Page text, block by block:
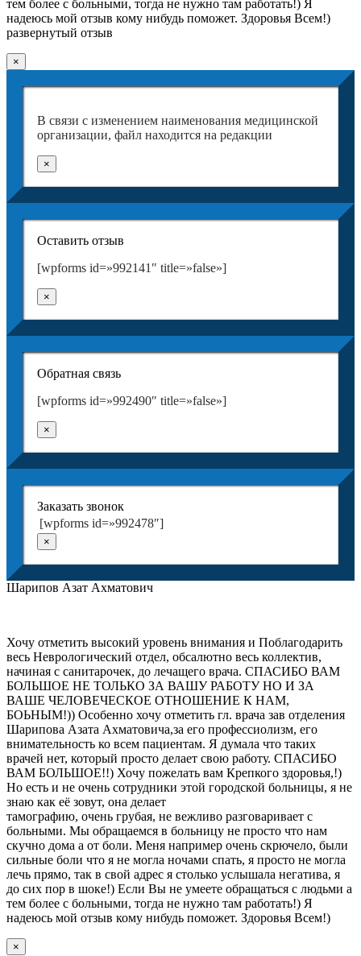
тем более с больными, тогда не нужно там работать!) Я
надеюсь мой отзыв кому нибудь поможет. Здоровья Всем!)
развернутый отзыв
×
В связи с изменением наименования медицинской
организации, файл находится на редакции
×
Оставить отзыв
[wpforms id=»992141″ title=»false»]
×
Обратная связь
[wpforms id=»992490″ title=»false»]
×
Заказать звонок
[wpforms id=»992478″]
×
Шарипов Азат Ахматович
Хочу отметить высокий уровень внимания и Поблагодарить
весь Неврологический отдел, обсалютно весь коллектив,
начиная с санитарочек, до лечащего врача. СПАСИБО ВАМ
БОЛЬШОЕ НЕ ТОЛЬКО ЗА ВАШУ РАБОТУ НО И ЗА
ВАШЕ ЧЕЛОВЕЧЕСКОЕ ОТНОШЕНИЕ К НАМ,
БОЬНЫМ!)) Особенно хочу отметить гл. врача зав отделения
Шарипова Азата Ахматовича,за его профессиолизм, его
внимательность ко всем пациентам. Я думала что таких
врачей нет, который просто делает свою работу. СПАСИБО
ВАМ БОЛЬШОЕ!!) Хочу пожелать вам Крепкого здоровья,!)
Но есть и не очень сотрудники этой городской больницы, я не
знаю как её зовут, она делает
тамографию, очень грубая, не вежливо разговаривает с
больными. Мы обращаемся в больницу не просто что нам
скучно дома а от боли. Меня например очень скрючело, были
сильные боли что я не могла ночами спать, я просто не могла
лечь прямо, так в свой адрес я столько услышала негатива, я
до сих пор в шоке!) Если Вы не умеете обращаться с людьми а
тем более с больными, тогда не нужно там работать!) Я
надеюсь мой отзыв кому нибудь поможет. Здоровья Всем!)
×